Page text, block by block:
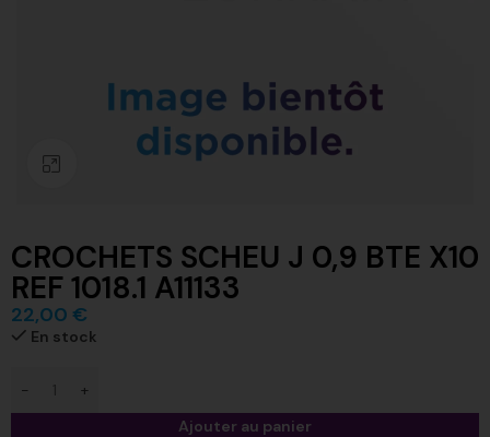
CROCHETS SCHEU J 0,9 BTE X10
REF 1018.1 A11133
22,00 €
En stock
Ajouter au panier